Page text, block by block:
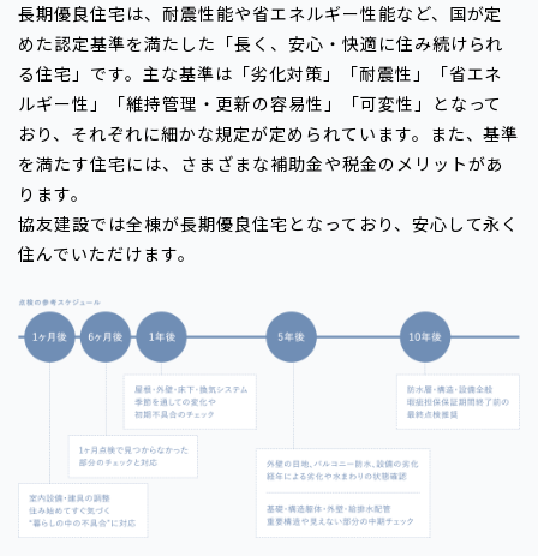
長期優良住宅は、耐震性能や省エネルギー性能など、国が定
めた認定基準を満たした「長く、安心・快適に住み続けられ
る住宅」です。主な基準は「劣化対策」「耐震性」「省エネ
ルギー性」「維持管理・更新の容易性」「可変性」となって
おり、それぞれに細かな規定が定められています。また、基準
を満たす住宅には、さまざまな補助金や税金のメリットがあ
ります。
協友建設では全棟が長期優良住宅となっており、安心して永く
住んでいただけます。